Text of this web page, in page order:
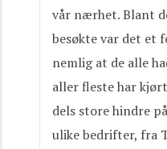
vår nærhet. Blant
besøkte var det et
nemlig at de alle
aller fleste har
dels store hindre
ulike bedrifter, fra